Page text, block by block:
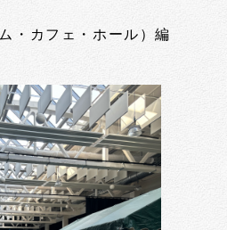
・カフェ・ホール）編